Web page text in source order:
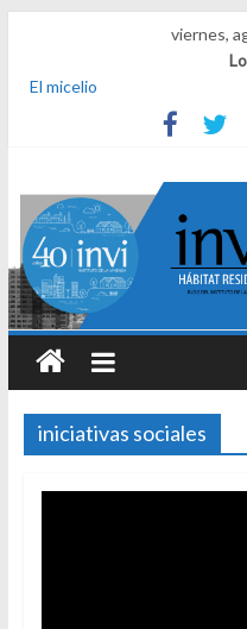
viernes,
El micelio
Receta para viajar al pasado
Una noche y el amanecer en
INVI
El derecho a habitar
iniciativas sociales